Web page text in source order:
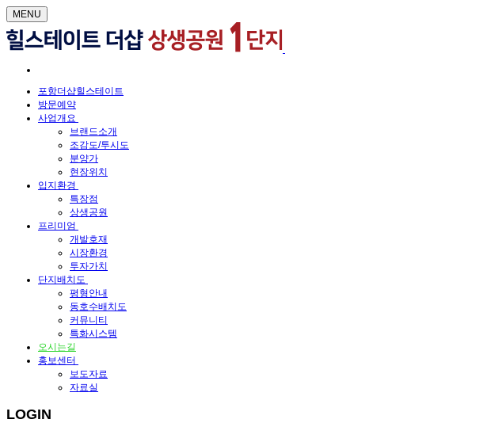
MENU
포항더샵힐스테이트
방문예약
사업개요
브랜드소개
조감도/투시도
분양가
현장위치
입지환경
특장점
상생공원
프리미엄
개발호재
시장환경
투자가치
단지배치도
평형안내
동호수배치도
커뮤니티
특화시스템
오시는길
홍보센터
보도자료
자료실
LOGIN